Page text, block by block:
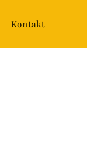
Kontakt